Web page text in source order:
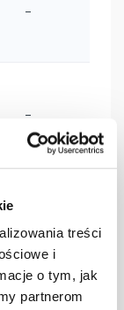
treści
i
o tym, jak
partnerom
–
–